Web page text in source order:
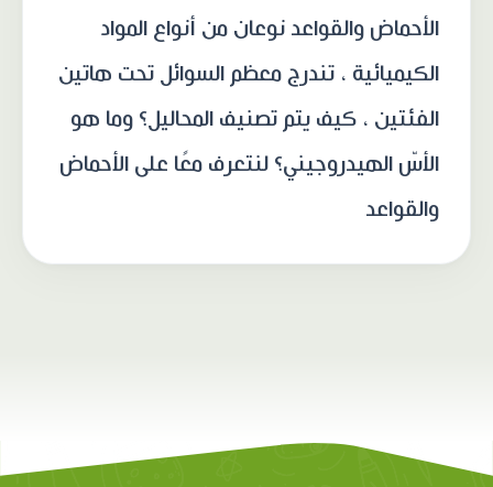
الأحماض والقواعد نوعان من أنواع المواد
الكيميائية ، تندرج معظم السوائل تحت هاتين
الفئتين ، كيف يتم تصنيف المحاليل؟ وما هو
الأسّ الهيدروجيني؟ لنتعرف معًا على الأحماض
والقواعد